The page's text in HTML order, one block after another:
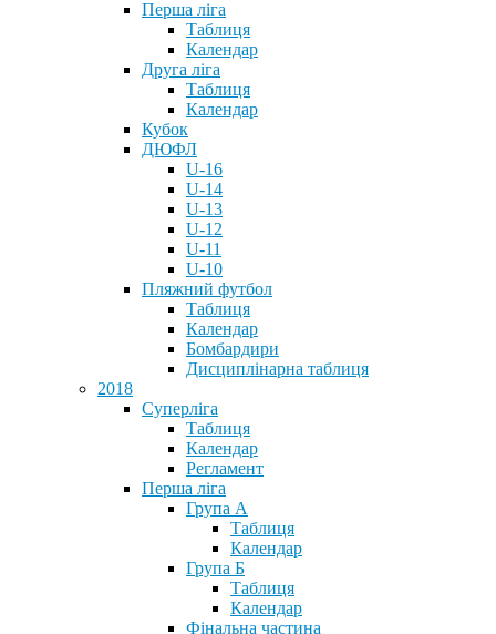
Перша ліга
Таблиця
Календар
Друга ліга
Таблиця
Календар
Кубок
ДЮФЛ
U-16
U-14
U-13
U-12
U-11
U-10
Пляжний футбол
Таблиця
Календар
Бомбардири
Дисциплінарна таблиця
2018
Суперліга
Таблиця
Календар
Регламент
Перша ліга
Група А
Таблиця
Календар
Група Б
Таблиця
Календар
Фінальна частина